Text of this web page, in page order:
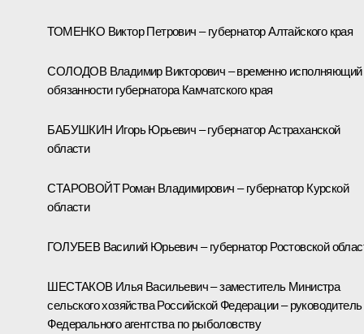
ТОМЕНКО Виктор Петрович – губернатор Алтайского края
СОЛОДОВ Владимир Викторович – временно исполняющий
обязанности губернатора Камчатского края
БАБУШКИН Игорь Юрьевич – губернатор Астраханской
области
СТАРОВОЙТ Роман Владимирович – губернатор Курской
области
ГОЛУБЕВ Василий Юрьевич – губернатор Ростовской
ШЕСТАКОВ Илья Васильевич – заместитель Министра
сельского хозяйства Российской Федерации – руководитель
Федерального агентства по рыболовству